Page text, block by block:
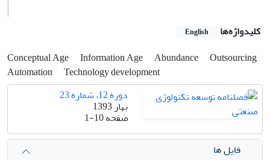
کلیدواژه‌ها English
Conceptual Age Information Age Abundance
Outsourcing
Automation
Technology development
دوره 12، شماره 23
بهار 1393
صفحه1-10
فایل ها